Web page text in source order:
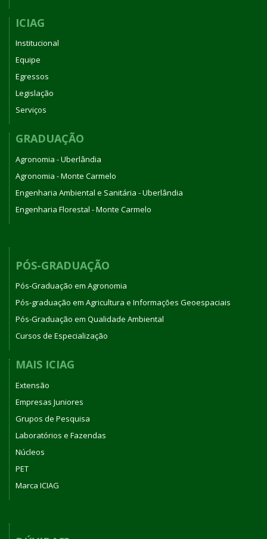
ICIAG
Institucional
Equipe
Egressos
Legislação
Serviços
GRADUAÇÃO
Agronomia - Uberlândia
Agronomia - Monte Carmelo
Engenharia Ambiental e Sanitária - Uberlândia
Engenharia Florestal - Monte Carmelo
PÓS-GRADUAÇÃO
Pós-Graduação em Agronomia
Pós-graduação em Agricultura e Informações Geoespaciais
Pós-Graduação em Qualidade Ambiental
Cursos de Especialização
MAIS ICIAG
Extensão
Empresas Juniores
Grupos de Pesquisa
Laboratórios e Fazendas
Núcleos
PET
Marca ICIAG